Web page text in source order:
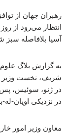
رهبران جهان از
انتظار می‌رود از
آسیا بلافاصله سبز شده و قیمت
به گزارش بلاگ
شریف، نخست وزیر
در نزدیکی اویان-
معاون وزیر امور